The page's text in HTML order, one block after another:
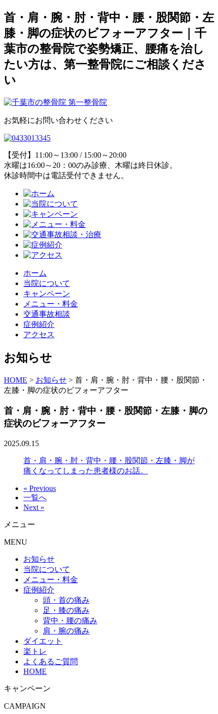
首・肩・腕・肘・背中・腰・股関節・左
膝・脚の症状のビフォーアフター｜千
葉市の整骨院で姿勢矯正、腰痛を治し
たい方は、第一整骨院にご相談くださ
い
お気軽にお問い合わせください
【受付】11:00～13:00 / 15:00～20:00
水曜は16:00～20：00のみ診療、木曜は終日休診。
休診時間中は電話受付できません。
ホーム
当院について
キャンペーン
メニュー・料金
交通事故相談
症例紹介
アクセス
お知らせ
HOME > お知らせ > 首・肩・腕・肘・背中・腰・股関節・
左膝・脚の症状のビフォーアフター
首・肩・腕・肘・背中・腰・股関節・左膝・脚の
症状のビフォーアフター
2025.09.15
首・肩・腕・肘・背中・腰・股関節・左膝・脚が
痛くなってしまった患者様のお話。
« Previous
一覧へ
Next »
メニュー
MENU
お知らせ
当院について
メニュー・料金
症例紹介
頭・首の痛み
足・膝の痛み
背中・腰の痛み
肩・腕の痛み
ダイエット
楽トレ
よくあるご質問
HOME
キャンペーン
CAMPAIGN